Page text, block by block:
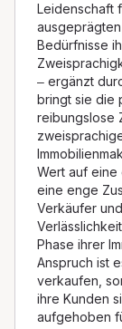
Leidenschaft
Bedürfnisse
– ergänzt
bringt sie die
reibungslose
Wert auf eine
eine enge
Verkäufer
Phase ihrer
Anspruch ist
verkaufen,
ihre Kunden
aufgehoben